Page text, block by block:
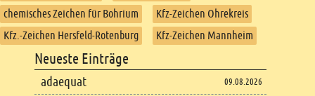
chemisches Zeichen für Bohrium
Kfz-Zeichen Ohrekreis
Kfz.-Zeichen Hersfeld-Rotenburg
Kfz-Zeichen Mannheim
Footer content
Neueste Einträge
adaequat 09.08.2026